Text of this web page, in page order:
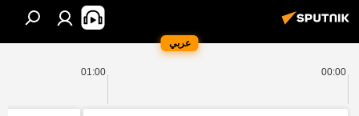
عربي
00:00
01:00